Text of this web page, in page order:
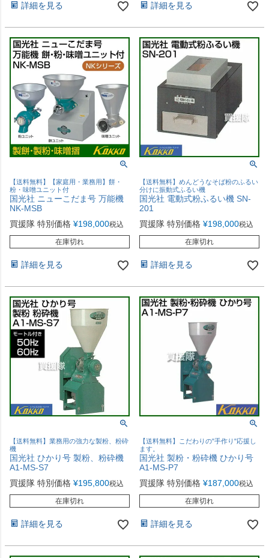
詳細を見る 詳細を見る
【送料無料】【家庭用・業務用】餅・
粉・味噌ユニット付
国光社 ニューこだま号 万能機
NK-MSB
買援隊 特別価格 ¥198,000税込
在庫切れ
詳細を見る
【送料無料】めんどうなそば粉のふるい
分けに振動式ふるい機
国光社 電動式粉ふるい機 SN-
201
買援隊 特別価格 ¥198,000税込
在庫切れ
詳細を見る
【送料無料】業務用の強力な製粉、粉砕
機
国光社 ひかり号 製粉、粉砕機
A1-MS-S7
買援隊 特別価格 ¥195,800税込
在庫切れ
詳細を見る
【送料無料】こだわりの"手作り"応援し
ます。
国光社 製粉・粉砕機 ひかり号
A1-MS-P7
買援隊 特別価格 ¥187,000税込
在庫切れ
詳細を見る